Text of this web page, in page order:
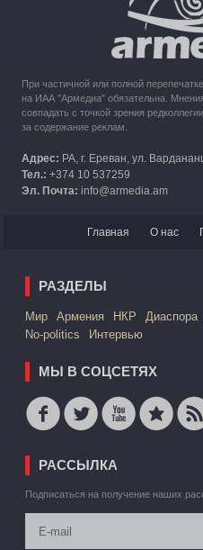
При частичной или полной
на ИАА "Армедиа" обязательна.
совпадать с точкой зрения
за содержание реклам.
Адрес: РА, г. Ереван, ул.
Тел.: +374 10 537259
Эл. Почта: info@armedia.am
Главная О нас
РАЗДЕЛЫ
Mир Армения НКР Диаспора
No-politics
Интервью
МЫ В СОЦСЕТЯХ
РАССЫЛКА
Подписаться на получение наших